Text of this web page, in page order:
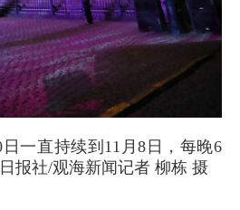
一直持续到11月8日，每晚6
报社/观海新闻记者 柳栋 摄